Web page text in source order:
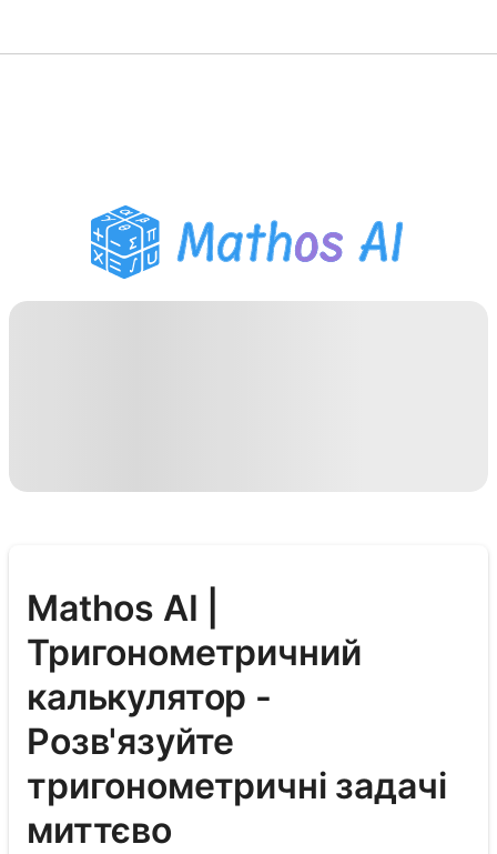
Помічник з домашнім
завданням PDF
Mathos AI |
Тригонометричний
калькулятор -
Розв'язуйте
тригонометричні задачі
миттєво